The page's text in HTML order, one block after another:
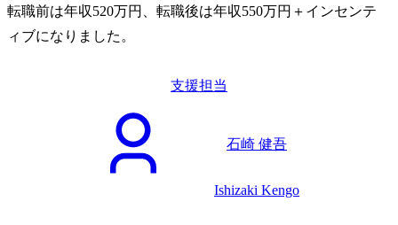
転職前は年収520万円、転職後は年収550万円＋インセンテ
ィブになりました。
支援担当
石崎 健吾
Ishizaki Kengo